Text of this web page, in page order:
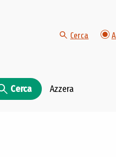
Cerca
Cerca Azzera